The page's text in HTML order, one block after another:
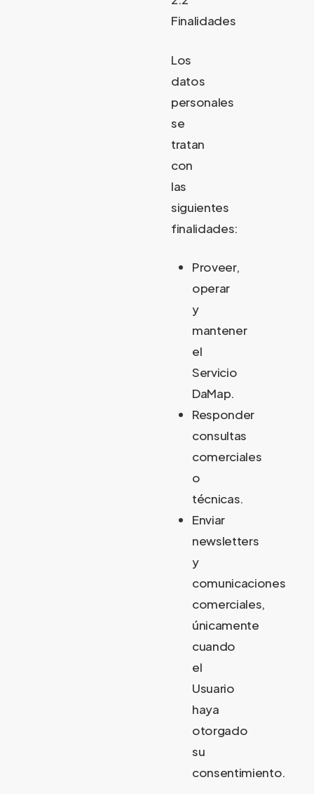
Finalidades
Los
datos
personales
se
tratan
con
las
siguientes
finalidades:
Proveer,
operar
y
mantener
el
Servicio
DaMap.
Responder
consultas
comerciales
o
técnicas.
Enviar
newsletters
y
comunicaciones
comerciales,
únicamente
cuando
el
Usuario
haya
otorgado
su
consentimiento.